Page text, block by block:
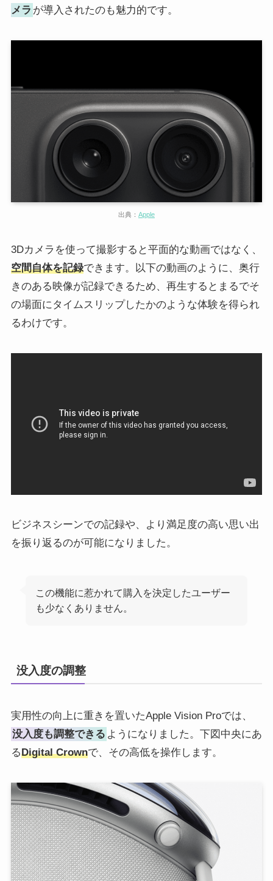
メラ が導入されたのも魅力的です。
出典： Apple
3Dカメラを使って撮影すると平面的な動画ではなく、
空間自体を記録できます。以下の動画のように、奥行
きのある映像が記録できるため、再生するとまるでそ
の場面にタイムスリップしたかのような体験を得られ
るわけです。
ビジネスシーンでの記録や、より満足度の高い思い出
を振り返るのが可能になりました。
この機能に惹かれて購入を決定したユーザー
も少なくありません。
没入度の調整
実用性の向上に重きを置いたApple Vision Proでは、
没入度も調整できる ようになりました。下図中央にあ
るDigital Crownで、その高低を操作します。